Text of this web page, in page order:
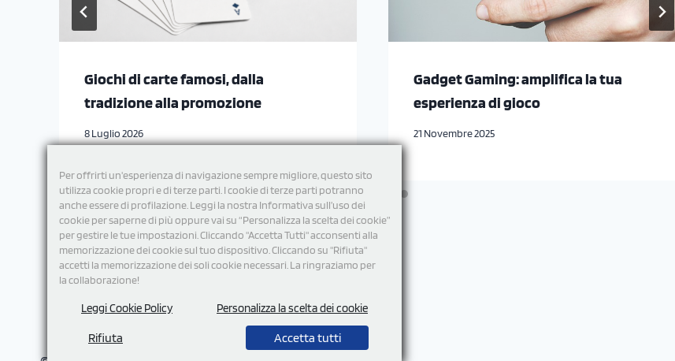
Per offrirti un'esperienza di navigazione sempre migliore, questo sito
utilizza cookie propri e di terze parti. I cookie di terze parti potranno
anche essere di profilazione. Leggi la nostra Informativa sull’uso dei
cookie per saperne di più oppure vai su “Personalizza la scelta dei cookie”
per gestire le tue impostazioni. Cliccando "Accetta Tutti" acconsenti alla
memorizzazione dei cookie sul tuo dispositivo. Cliccando su "Rifiuta"
accetti la memorizzazione dei soli cookie necessari. La ringraziamo per
la collaborazione!
Leggi Cookie Policy Personalizza la scelta dei cookie
Rifiuta Accetta tutti
Giochi di carte famosi, dalla
tradizione alla promozione
8 Luglio 2026
Gadget Gaming: amplifica la tua
esperienza di gioco
21 Novembre 2025